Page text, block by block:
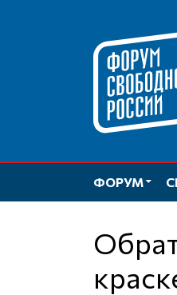
ФОРУМ
Обратиться к писателям и розовой